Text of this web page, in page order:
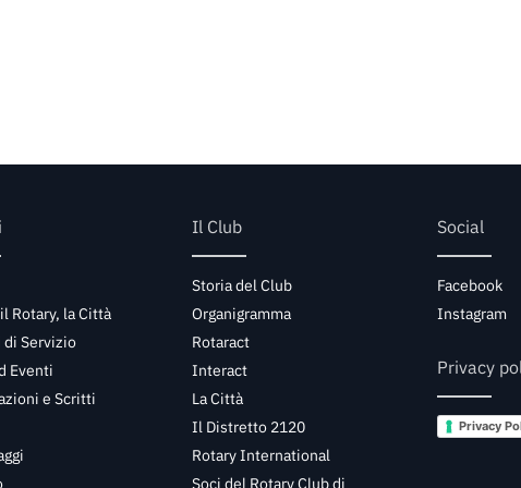
Rotary, la Città
di Servizio
Eventi
e Scritti
Il Club
Storia del Club
Organigramma
Rotaract
Interact
La Città
Il Distretto 2120
Rotary International
Soci del Rotary Club di
Social
Facebook
Instagram
Privacy
Privacy